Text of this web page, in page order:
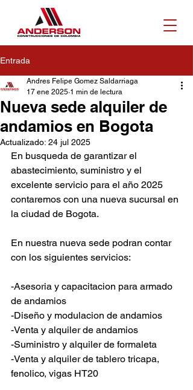
Entrada
Nueva sede alquiler de
andamios en Bogota
Andres Felipe Gomez Saldarriaga
17 ene 2025 1 min de lectura
Actualizado: 24 jul 2025
En busqueda de garantizar el
abastecimiento, suministro y el
excelente servicio para el año 2025
contaremos con una nueva sucursal en
la ciudad de Bogota.
En nuestra nueva sede podran contar
con los siguientes servicios:
-Asesoria y capacitacion para armado
de andamios
-Diseño y modulacion de andamios
-Venta y alquiler de andamios
-Suministro y alquiler de formaleta
-Venta y alquiler de tablero tricapa,
fenolico, vigas HT20